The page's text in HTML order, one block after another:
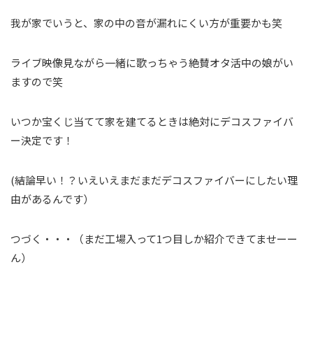
我が家でいうと、家の中の音が漏れにくい方が重要かも笑
ライブ映像見ながら一緒に歌っちゃう絶賛オタ活中の娘がい
ますので笑
いつか宝くじ当てて家を建てるときは絶対にデコスファイバ
ー決定です！
(結論早い！？いえいえまだまだデコスファイバーにしたい理
由があるんです）
つづく・・・（まだ工場入って1つ目しか紹介できてませーー
ん）